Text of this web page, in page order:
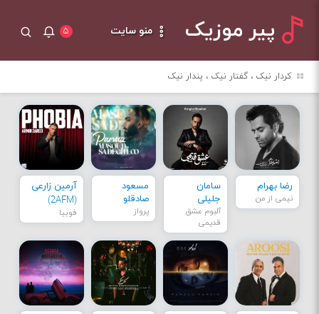
پیر موزیک منو سایت ۵
کردار نیک ، گفتار نیک ، پندار نیک
رضا بهرام
نیمی از من
سامان
جلیلی
آلبوم عشق
قدیمی
مسعود
صادقلو
پرواز
آرمین زارعی
(2AFM)
فوبیا